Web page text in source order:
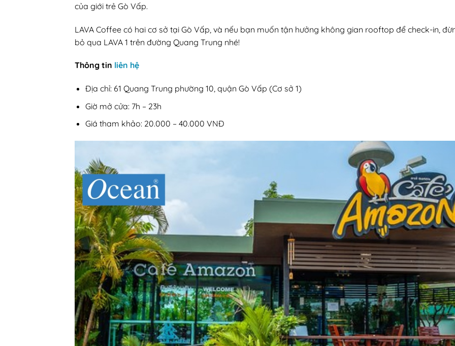
của giới trẻ Gò Vấp.
LAVA Coffee có hai cơ sở tại Gò Vấp, và nếu bạn muốn tận hưởng không gian rooftop để check-in,
bỏ qua LAVA 1 trên đường Quang Trung nhé!
Thông tin liên hệ
Địa chỉ: 61 Quang Trung phường 10, quận Gò Vấp (Cơ sở 1)
Giờ mở cửa: 7h – 23h
Giá tham khảo: 20.000 – 40.000 VNĐ